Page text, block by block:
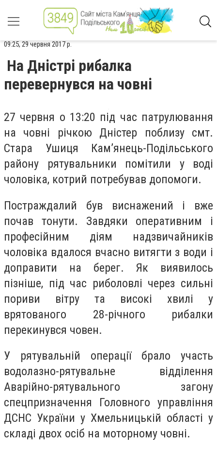
09:25, 29 червня 2017 р.
На Дністрі рибалка
перевернувся на човні
27 червня о 13:20 під час патрулювання
на човні річкою Дністер поблизу смт.
Стара Ушиця Кам’янець-Подільського
району рятувальники помітили у воді
чоловіка, котрий потребував допомоги.
Постраждалий був виснажений і вже
почав тонути. Завдяки оперативним і
професійним діям надзвичайників
чоловіка вдалося вчасно витягти з води і
доправити на берег. Як виявилось
пізніше, під час риболовлі через сильні
пориви вітру та високі хвилі у
врятованого 28-річного рибалки
перекинувся човен.
У рятувальній операції брало участь
водолазно-рятувальне відділення
Аварійно-рятувального загону
спецпризначення Головного управління
ДСНС України у Хмельницькій області у
складі двох осіб на моторному човні.